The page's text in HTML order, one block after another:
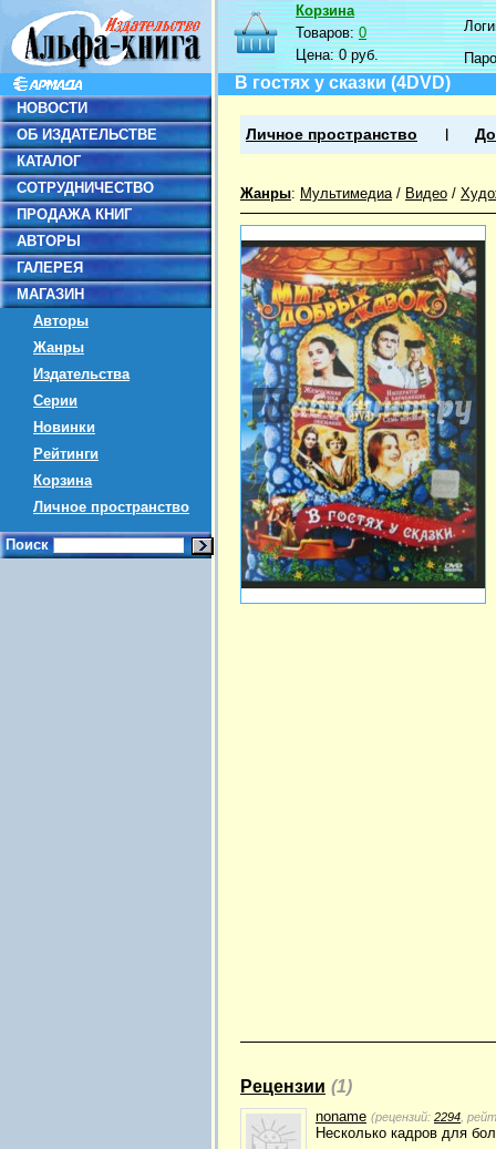
НОВОСТИ
ОБ ИЗДАТЕЛЬСТВЕ
КАТАЛОГ
СОТРУДНИЧЕСТВО
ПРОДАЖА КНИГ
АВТОРЫ
ГАЛЕРЕЯ
МАГАЗИН
Авторы
Жанры
Издательства
Серии
Новинки
Рейтинги
Корзина
Личное пространство
Поиск
Корзина
Товаров:0
Цена:0 руб.
В гостях у сказки (4DVD)
Личное пространство
Жанры: Мультимедиа/ Видео /
Рецензии (1)
noname (рецензий: 2294 ,
Несколько кадров для